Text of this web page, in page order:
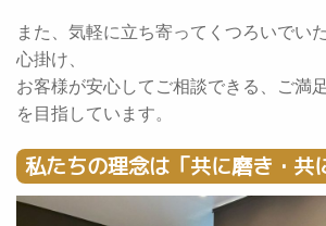
また、気軽に立ち寄ってくつろいでい
心掛け、
お客様が安心してご相談できる、ご満
を目指しています。
私たちの理念は「共に磨き・共